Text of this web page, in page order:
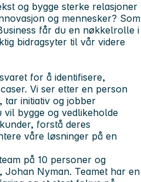
og bygge sterke relasjoner
og mennesker? Som
får du en nøkkelrolle i
bidragsyter til vår videre
for å identifisere,
Vi ser etter en person
tar initiativ og jobber
vil bygge og vedlikeholde
forstå deres
våre løsninger på en
på 10 personer og
Nyman. Teamet har en